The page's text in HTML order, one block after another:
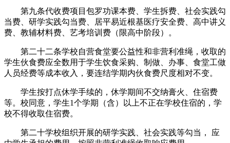
第九条代收费项目包罗功课本费、学生拆费、社会实践勾
当费、研学实践勾当费、居平易近根基医疗安全费、高中讲义
费、教辅材料费、艺考培训费（限高中阶段）。
第二十二条学校自营食堂要公益性和非营利准绳，收取的
学生伙食费应全数用于学生饮食采购、制做、办事、食堂工做
人员经费等成本收入，要连结学期内伙食费尺度相对不变。
学生按打点休学手续的，休学期间不交纳膏火、住宿费
等。校同意，学生1个学期（含）以上不正在学校住宿的，学
校不得收取住宿费。
第二十学校组织开展的研学实践、社会实践等勾当， 应